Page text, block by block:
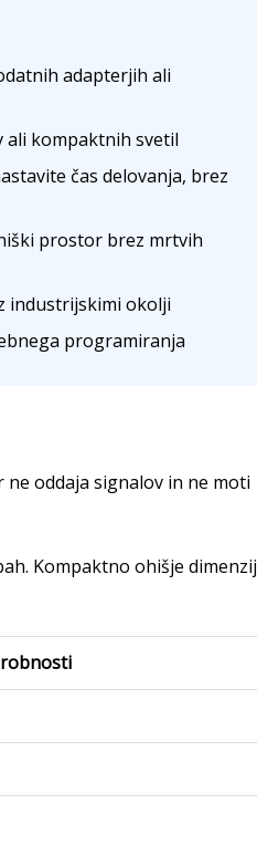
adapterjih ali
ali kompaktnih svetil
čas delovanja, brez
prostor brez mrtvih
industrijskimi okolji
programiranja
oddaja signalov in ne moti
Kompaktno ohišje dimenzij